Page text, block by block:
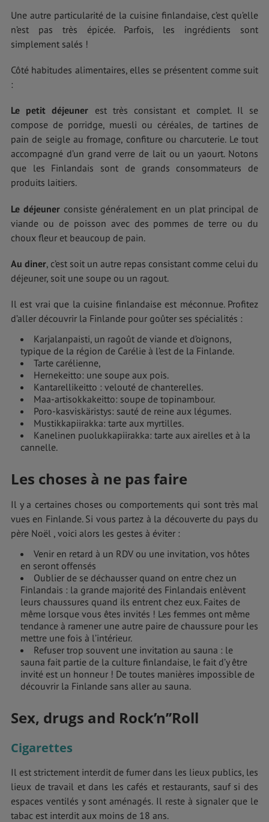
Une autre particularité de la cuisine finlandaise, c’est qu’elle
n’est pas très épicée. Parfois, les ingrédients sont
simplement salés !
Côté habitudes alimentaires, elles se présentent comme suit
:
Le petit déjeuner est très consistant et complet. Il se
compose de porridge, muesli ou céréales, de tartines de
pain de seigle au fromage, confiture ou charcuterie. Le tout
accompagné d’un grand verre de lait ou un yaourt. Notons
que les Finlandais sont de grands consommateurs de
produits laitiers.
Le déjeunerconsiste généralement en un plat principal de
viande ou de poisson avec des pommes de terre ou du
choux fleur et beaucoup de pain.
Au diner, c’est soit un autre repas consistant comme celui du
déjeuner, soit une soupe ou un ragout.
Il est vrai que la cuisine finlandaise est méconnue. Profitez
d’aller découvrir la Finlande pour goûter ses spécialités :
Karjalanpaisti, un ragoût de viande et d’oignons,
typique de la région de Carélie à l’est de la Finlande.
Tarte carélienne,
Hernekeitto: une soupe aux pois.
Kantarellikeitto : velouté de chanterelles.
Maa-artisokkakeitto: soupe de topinambour.
Poro-kasviskäristys: sauté de reine aux légumes.
Mustikkapiirakka: tarte aux myrtilles.
Kanelinen puolukkapiirakka: tarte aux airelles et à la
cannelle.
Les choses à ne pas faire
Il y a certaines choses ou comportements qui sont très mal
vues en Finlande. Si vous partez à la découverte du pays du
père Noël , voici alors les gestes à éviter :
Venir en retard à un RDV ou une invitation, vos hôtes
en seront offensés
Oublier de se déchausser quand on entre chez un
Finlandais : la grande majorité des Finlandais enlèvent
leurs chaussures quand ils entrent chez eux. Faites de
même lorsque vous êtes invités ! Les femmes ont même
tendance à ramener une autre paire de chaussure pour les
mettre une fois à l’intérieur.
Refuser trop souvent une invitation au sauna : le
sauna fait partie de la culture finlandaise, le fait d’y être
invité est un honneur ! De toutes manières impossible de
découvrir la Finlande sans aller au sauna.
Sex, drugs and Rock’n’’Roll
Cigarettes
Il est strictement interdit de fumer dans les lieux publics, les
lieux de travail et dans les cafés et restaurants, sauf si des
espaces ventilés y sont aménagés. Il reste à signaler que le
tabac est interdit aux moins de 18 ans.